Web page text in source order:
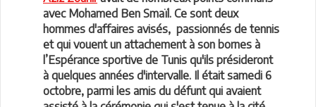
avec Mohamed Ben Smaïl. Ce sont deux
hommes d'affaires avisés, passionnés de tennis
et qui vouent un attachement à son bornes à
l’Espérance sportive de Tunis qu'ils présideront
à quelques années d'intervalle. Il était samedi 6
octobre, parmi les amis du défunt qui avaient